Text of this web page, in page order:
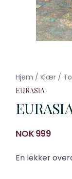
Hjem / Klær /
EURASIA
Produktdetaljer
NOK 999
Description
En lekker